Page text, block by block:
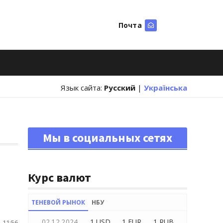
Почта
Язык сайта: Русский | Українська
Мы в социальных сетях
Курс валют
ТЕНЕВОЙ РЫНОК НБУ